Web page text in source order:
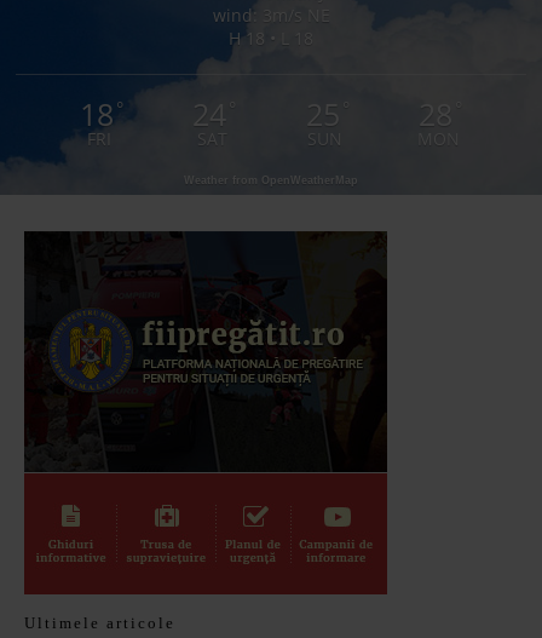
wind: 3m/s NE
H 18 • L 18
18 °
FRI
24 °
SAT
25 °
SUN
28
MON
Weather from OpenWeatherMap
Ultimele articole